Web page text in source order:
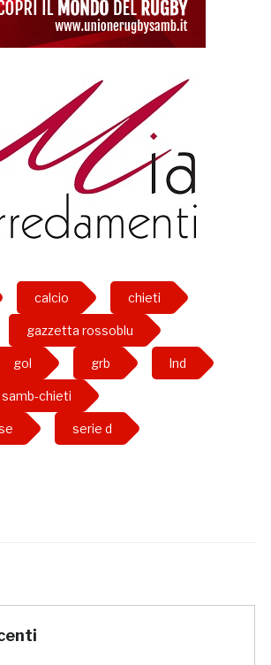
calcio chieti
gazzetta rossoblu
gol grb lnd
samb-chieti
serie d